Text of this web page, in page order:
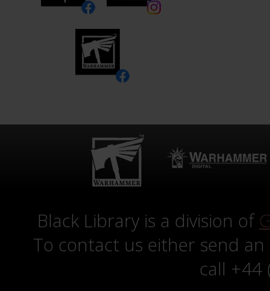
Black Library is a division of
To contact us either send
call +44